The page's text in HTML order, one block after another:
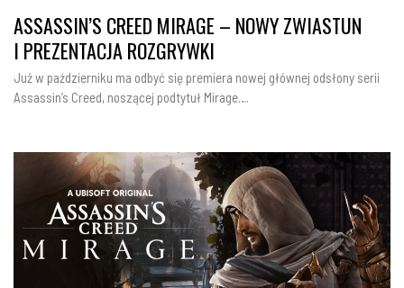
ASSASSIN’S CREED MIRAGE – NOWY ZWIASTUN
I PREZENTACJA ROZGRYWKI
Już w październiku ma odbyć się premiera nowej głównej odsłony serii
Assassin’s Creed, noszącej podtytuł Mirage….